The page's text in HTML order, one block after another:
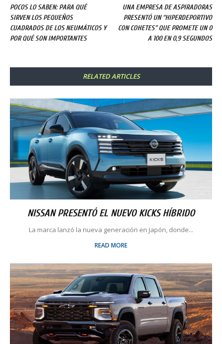
POCOS LO SABEN: PARA QUÉ
SIRVEN LOS PEQUEÑOS
CUADRADOS DE LOS NEUMÁTICOS Y
POR QUÉ SON IMPORTANTES
UNA EMPRESA DE ASPIRADORAS
PRESENTÓ UN “HIPERDEPORTIVO
CON COHETES” QUE PROMETE UN 0
A 100 EN 0,9 SEGUNDOS
RELATED ARTICLES
NISSAN PRESENTÓ EL NUEVO KICKS HÍBRIDO
La marca lanzó la nueva generación en Japón, donde...
READ MORE